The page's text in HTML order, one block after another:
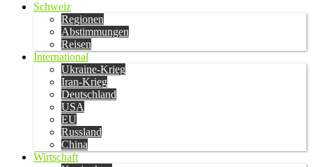
Schweiz
Regionen
Abstimmungen
Reisen
International
Ukraine-Krieg
Iran-Krieg
Deutschland
USA
EU
Russland
China
Wirtschaft